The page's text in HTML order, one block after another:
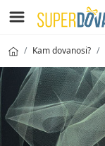
Kam dovanosi?